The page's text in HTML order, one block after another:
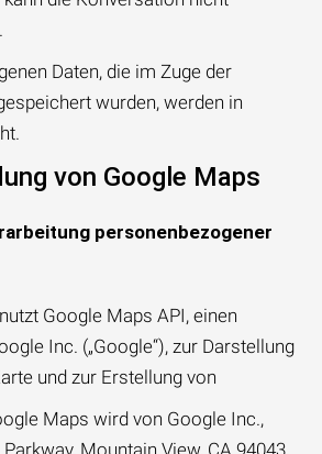
Daten, die im Zuge der
wurden, werden in
von Google Maps
personenbezogener
Google Maps API, einen
Inc. („Google“), zur Darstellung
und zur Erstellung von
Maps wird von Google Inc.,
Mountain View, CA 94043,